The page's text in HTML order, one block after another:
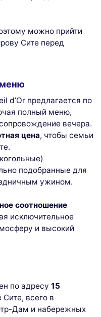
можно прийти
Сите перед
d’Or предлагается по
полный меню,
вечера.
цена, чтобы семьи
подобранные для
ужином.
соотношение
исключительное
и высокий
по адресу 15
Сите, всего в
Дам и набережных